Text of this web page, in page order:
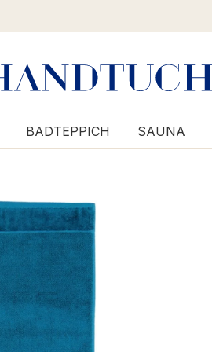
BADTEPPICH SAUNA